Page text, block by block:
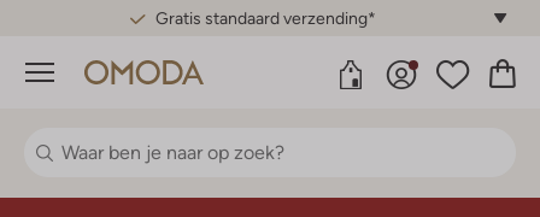
Gratis standaard verzending*
Menu